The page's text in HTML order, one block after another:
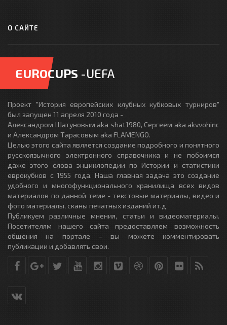
О САЙТЕ
EUROCUPS -UEFA
Проект "История европейских клубных кубковых турниров"
был запущен 11 апреля 2010 года -
Александром Шатуновым aka shat1980, Сергеем aka akvvohinc
и Александром Тарасовым aka FLAMENGO.
Целью этого сайта является создание подробного и понятного
русскоязычного электронного справочника и не побоимся
даже этого слова энциклопедии по Истории и статистики
еврокубков с 1955 года. Наша главная задача это создание
удобного и многофункционального хранилища всех видов
материалов по данной теме - текстовые материалы, видео и
фото материалы, сканы печатных изданий ит.д
Публикуем различные мнения, статьи и видеоматериалы.
Посетителям нашего сайта предоставляем возможность
общения на портале – вы можете комментировать
публикации и добавлять свои.